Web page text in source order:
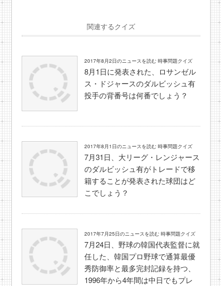
関連するクイズ
2017年8月2日のニュースを読む 時事問題クイズ
8月1日に発表された、ロサンゼル
ス・ドジャースのダルビッシュ有
投手の背番号は何番でしょう？
2017年8月1日のニュースを読む 時事問題クイズ
7月31日、大リーグ・レンジャース
のダルビッシュ有がトレードで移
籍することが発表された球団はど
こでしょう？
2017年7月25日のニュースを読む 時事問題クイズ
7月24日、野球の韓国代表監督に就
任した、韓国プロ野球で通算最優
秀防御率と最多完封記録を持つ、
1996年から4年間は中日でもプレ